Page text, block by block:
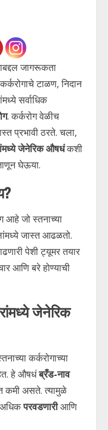
जागरूकता
टाळण, निदान
सर्वाधिक
. कर्करोग वेळीच
प्रभावी ठरते. चला,
जेनेरिक औषधंकशी
घेऊया.
आहे जो स्तनाच्या
जास्त आढळतो.
पेशी ट्यूमर तयार
आणि बरे होण्याची
जेनेरिक
कर्करोगाच्या
हे औषधंब्रँड-नाव
कमी असते. त्यामुळे
अधिकपरवडणारीआणि